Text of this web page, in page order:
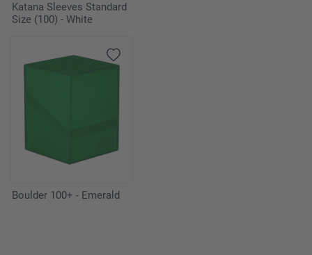
Katana Sleeves Standard
Size (100) - White
Boulder 100+ - Emerald